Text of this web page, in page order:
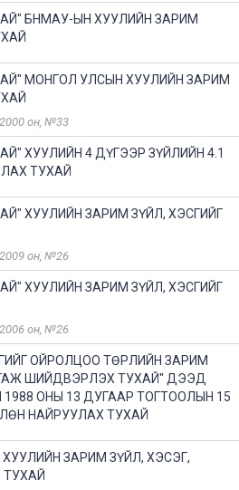
БНМАУ-ЫН ХУУЛИЙН ЗАРИМ
МОНГОЛ УЛСЫН ХУУЛИЙН ЗАРИМ
2000 он, №33
ХУУЛИЙН 4 ДҮГЭЭР ЗҮЙЛИЙН 4.1
ТУХАЙ
ХУУЛИЙН ЗАРИМ ЗҮЙЛ, ХЭСГИЙГ
2009 он, №26
ХУУЛИЙН ЗАРИМ ЗҮЙЛ, ХЭСГИЙГ
2006 он, №26
ОЙРОЛЦОО ТӨРЛИЙН ЗАРИМ
ШИЙДВЭРЛЭХ ТУХАЙ" ДЭЭД
ОНЫ 13 ДУГААР ТОГТООЛЫН 15
НАЙРУУЛАХ ТУХАЙ
ЗАРИМ ЗҮЙЛ, ХЭСЭГ,